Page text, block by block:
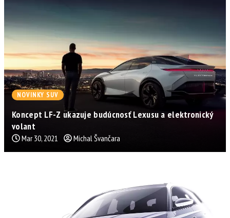
NOVINKY SUV
Koncept LF-Z ukazuje budúcnosť Lexusu a elektronický
volant
Mar 30, 2021 Michal Švančara